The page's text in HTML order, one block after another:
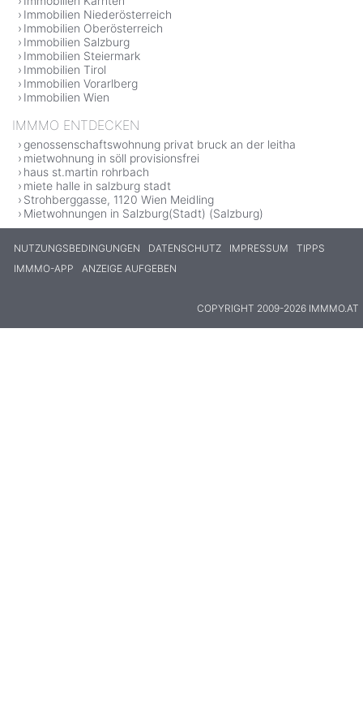
Immobilien Niederösterreich
Immobilien Oberösterreich
Immobilien Salzburg
Immobilien Steiermark
Immobilien Tirol
Immobilien Vorarlberg
Immobilien Wien
IMMMO ENTDECKEN
genossenschaftswohnung privat bruck an der leitha
mietwohnung in söll provisionsfrei
haus st.martin rohrbach
miete halle in salzburg stadt
Strohberggasse, 1120 Wien Meidling
Mietwohnungen in Salzburg(Stadt) (Salzburg)
NUTZUNGSBEDINGUNGEN DATENSCHUTZ IMPRESSUM
TIPPS
IMMMO-APP
ANZEIGE AUFGEBEN
COPYRIGHT 2009-2026 IMMMO.AT